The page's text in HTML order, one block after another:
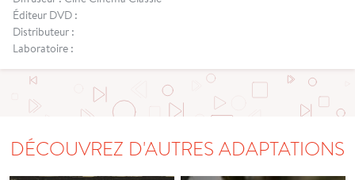
Éditeur DVD :
Distributeur :
Laboratoire :
DÉCOUVREZ D'AUTRES ADAPTATIONS